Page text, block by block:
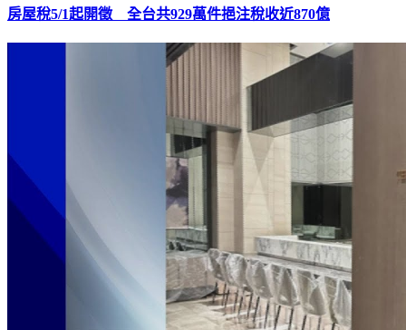
房屋稅5/1起開徵 全台共929萬件挹注稅收近870億